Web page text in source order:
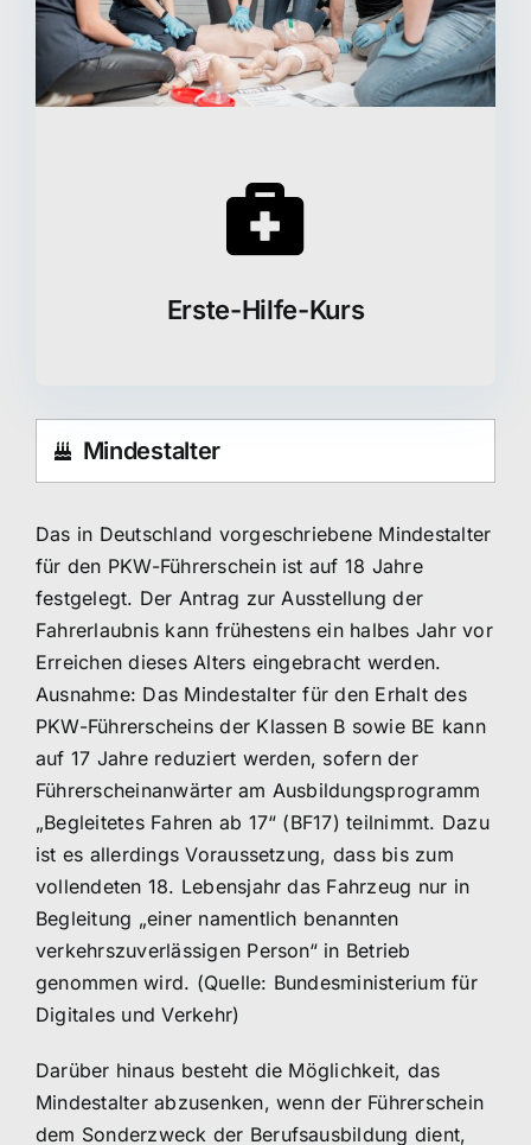
Erste-Hilfe-Kurs
Mindestalter
Das in Deutschland vorgeschriebene Mindestalter
für den PKW-Führerschein ist auf 18 Jahre
festgelegt. Der Antrag zur Ausstellung der
Fahrerlaubnis kann frühestens ein halbes Jahr vor
Erreichen dieses Alters eingebracht werden.
Ausnahme: Das Mindestalter für den Erhalt des
PKW-Führerscheins der Klassen B sowie BE kann
auf 17 Jahre reduziert werden, sofern der
Führerscheinanwärter am Ausbildungsprogramm
„Begleitetes Fahren ab 17“ (BF17) teilnimmt. Dazu
ist es allerdings Voraussetzung, dass bis zum
vollendeten 18. Lebensjahr das Fahrzeug nur in
Begleitung „einer namentlich benannten
verkehrszuverlässigen Person“ in Betrieb
genommen wird. (Quelle: Bundesministerium für
Digitales und Verkehr)
Darüber hinaus besteht die Möglichkeit, das
Mindestalter abzusenken, wenn der Führerschein
dem Sonderzweck der Berufsausbildung dient,